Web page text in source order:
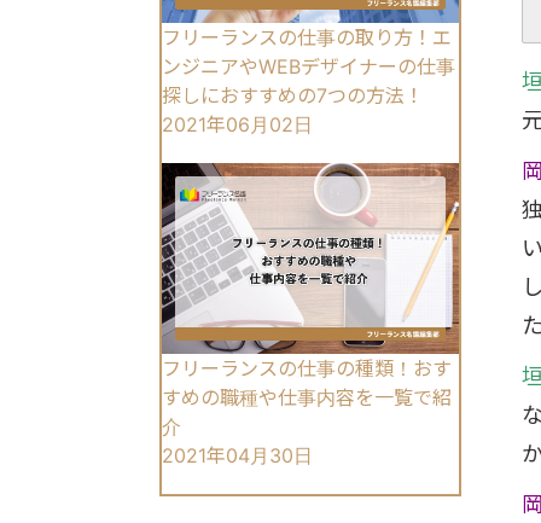
フリーランスの仕事の取り方！エ
ンジニアやWEBデザイナーの仕事
探しにおすすめの7つの方法！
2021年06月02日
フリーランスの仕事の種類！おす
すめの職種や仕事内容を一覧で紹
介
2021年04月30日